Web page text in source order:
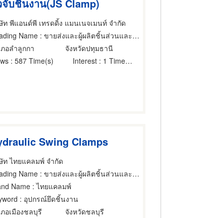
บชิ้นงาน(JS Clamp)
ท พีแอนด์พี เทรดดิ้ง แมนเนจเมนท์ จำกัด
Name : ขายส่งและผู้ผลิตชิ้นส่วนและอะไหล่เครื่องจักรกล
ภอลำลูกกา
จังหวัดปทุมธานี
: 587 Time(s) Interest : 1 Time(s)
Swing Clamps
ท ไทยแคลมพ์ จำกัด
Name : ขายส่งและผู้ผลิตชิ้นส่วนและอะไหล่เครื่องจักรกล
Name : ไทยแคลมพ์
: อุปกรณ์ยึดชิ้นงาน
ภอเมืองชลบุรี
จังหวัดชลบุรี